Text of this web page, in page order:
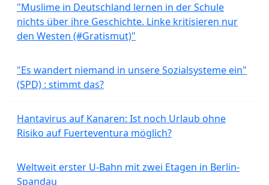
"Muslime in Deutschland lernen in der Schule
nichts über ihre Geschichte. Linke kritisieren nur
den Westen (#Gratismut)"
"Es wandert niemand in unsere Sozialsysteme ein"
(SPD) : stimmt das?
Hantavirus auf Kanaren: Ist noch Urlaub ohne
Risiko auf Fuerteventura möglich?
Weltweit erster U-Bahn mit zwei Etagen in Berlin-
Spandau